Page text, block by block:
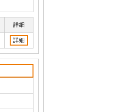
詳細
詳細